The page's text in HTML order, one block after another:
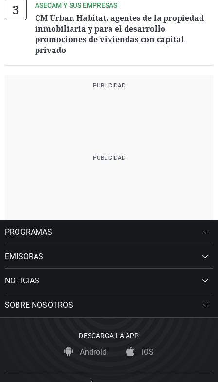
ASECAM Y SUS EMPRESAS
CM Urban Habitat, agentes de la propiedad
inmobiliaria y para el desarrollo
promociones de viviendas con capital
privado
PROGRAMAS
EMISORAS
NOTICIAS
SOBRE NOSOTROS
DESCARGA LA APP
Android iOS